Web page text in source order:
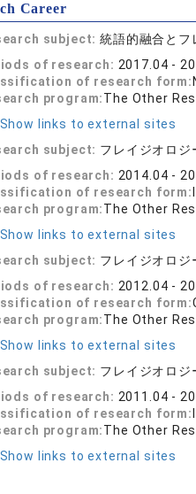
Career
subject:統語的融合とフ
of research: 2017.04 -
of research form:
program:The Other
Show links to external sites
subject: フレイジオロ
of research: 2014.04 -
of research form:
program:The Other
Show links to external sites
subject: フレイジオロ
of research: 2012.04 -
of research form:
program:The Other
Show links to external sites
subject: フレイジオロ
of research: 2011.04 -
of research form:
program:The Other
Show links to external sites